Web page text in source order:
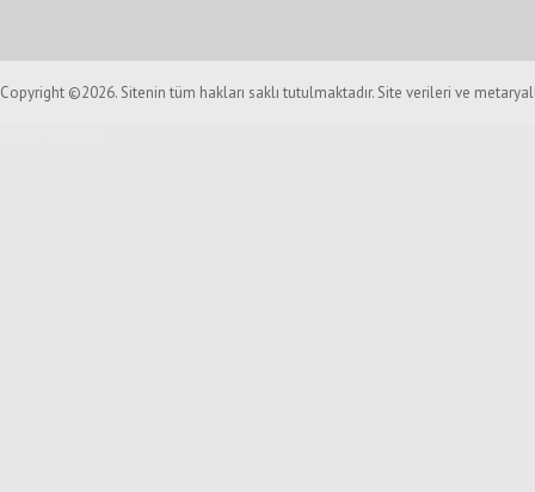
Copyright ©2026. Sitenin tüm hakları saklı tutulmaktadır. Site verileri ve